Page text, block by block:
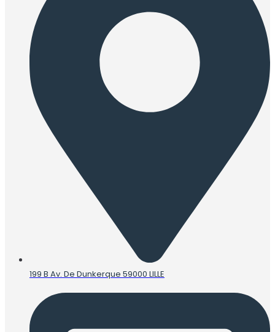
199 B Av. De Dunkerque 59000 LILLE